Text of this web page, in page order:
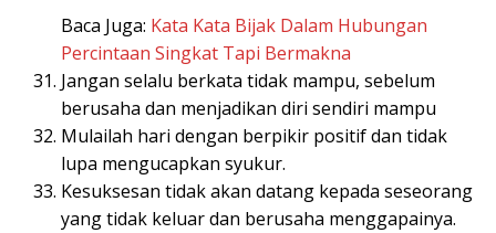
Baca Juga: Kata Kata Bijak Dalam Hubungan
Percintaan Singkat Tapi Bermakna
Jangan selalu berkata tidak mampu, sebelum
berusaha dan menjadikan diri sendiri mampu
Mulailah hari dengan berpikir positif dan tidak
lupa mengucapkan syukur.
Kesuksesan tidak akan datang kepada seseorang
yang tidak keluar dan berusaha menggapainya.